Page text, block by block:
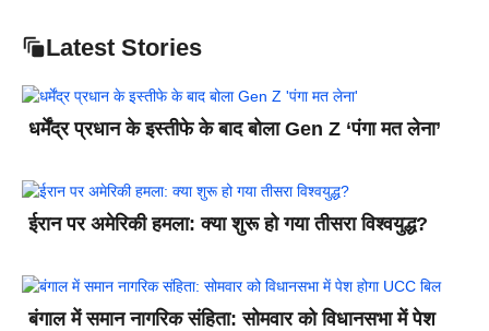
Latest Stories
धर्मेंद्र प्रधान के इस्तीफे के बाद बोला Gen Z ‘पंगा मत लेना’
ईरान पर अमेरिकी हमला: क्या शुरू हो गया तीसरा विश्वयुद्ध?
बंगाल में समान नागरिक संहिता: सोमवार को विधानसभा में पेश